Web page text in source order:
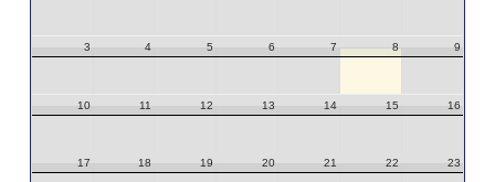
3 4 5 6 7 8 9
10 11 12 13 14 15 16
17 18 19 20 21 22 23